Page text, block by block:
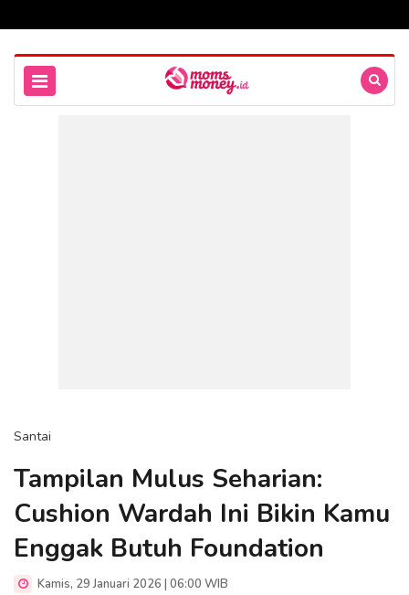
Santai
Tampilan Mulus Seharian:
Cushion Wardah Ini Bikin Kamu
Enggak Butuh Foundation
Kamis, 29 Januari 2026 | 06:00 WIB